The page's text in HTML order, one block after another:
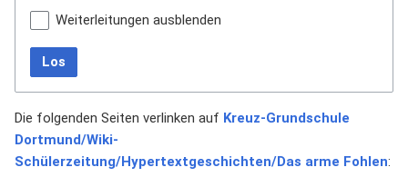
Weiterleitungen ausblenden
Los
Die folgenden Seiten verlinken auf Kreuz-Grundschule
Dortmund/Wiki-
Schülerzeitung/Hypertextgeschichten/Das arme Fohlen: